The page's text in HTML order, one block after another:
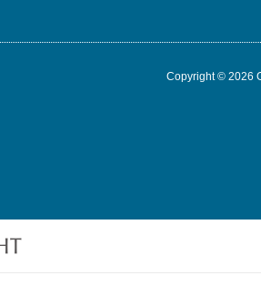
Copyright © 2026